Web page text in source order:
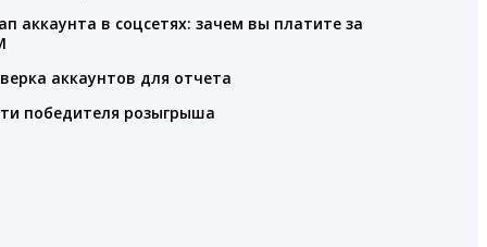
аккаунта в соцсетях: зачем вы платите за
аккаунтов для отчета
победителя розыгрыша